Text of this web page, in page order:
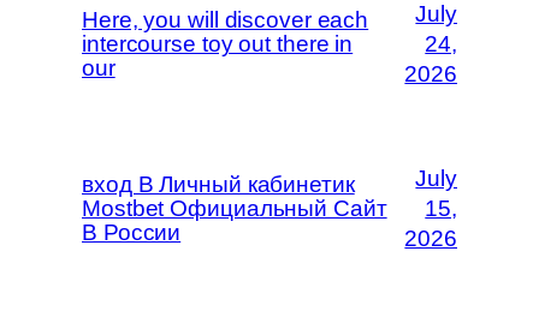
Here, you will discover each
intercourse toy out there in
our
July
24,
2026
вход В Личный кабинетик
Mostbet Официальный Сайт
В России
July
15,
2026